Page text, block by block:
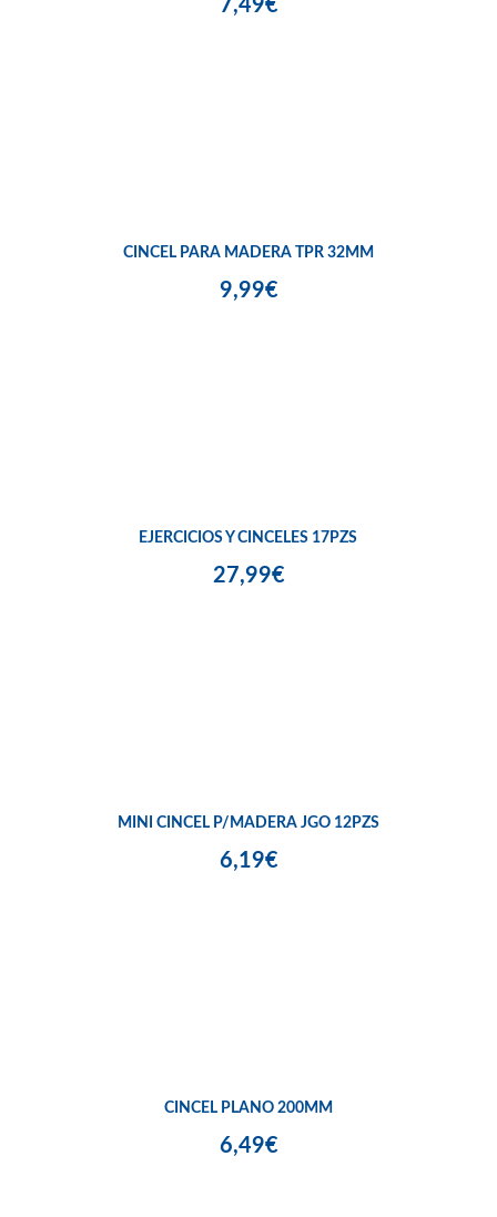
7,49€
CINCEL PARA MADERA TPR 32MM
9,99€
EJERCICIOS Y CINCELES 17PZS
27,99€
MINI CINCEL P/MADERA JGO 12PZS
6,19€
CINCEL PLANO 200MM
6,49€